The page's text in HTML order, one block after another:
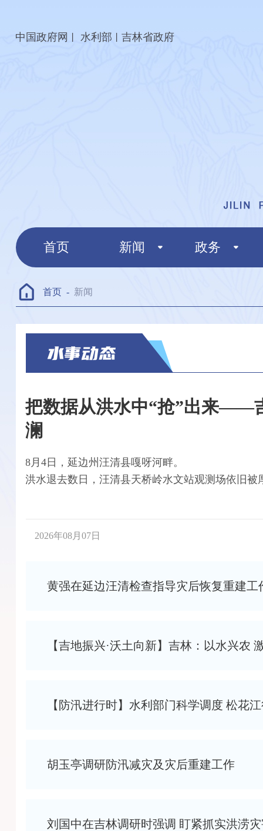
中国政府网 水利部 丨吉林省政府
首页 新闻 政务
首页 - 新闻
把数据从洪水中“抢”出来——
澜
8月4日，延边州汪清县嘎呀河畔。
洪水退去数日，汪清县天桥岭水文站观测场依旧
“孤岛”绝境中，用最硬核的坚守，守住了防汛测报
2026年08月07日
黄强在延边汪清检查指导灾后恢复重建工
【吉地振兴·沃土向新】吉林：以水兴农
【防汛进行时】水利部门科学调度 松花
胡玉亭调研防汛减灾及灾后重建工作
刘国中在吉林调研时强调 盯紧抓实洪涝